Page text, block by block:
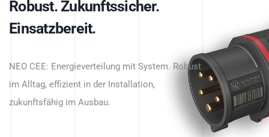
Intelligente Stromverteilung
beginnt hier.
Robust. Zukunftssicher.
Einsatzbereit.
NEO CEE: Energieverteilung mit System. Robust
im Alltag, effizient in der Installation,
zukunftsfähig im Ausbau.
Intelligenz trifft Energie.
Anwendungen – robust, IP-geschützt und
zukunftsfähig.